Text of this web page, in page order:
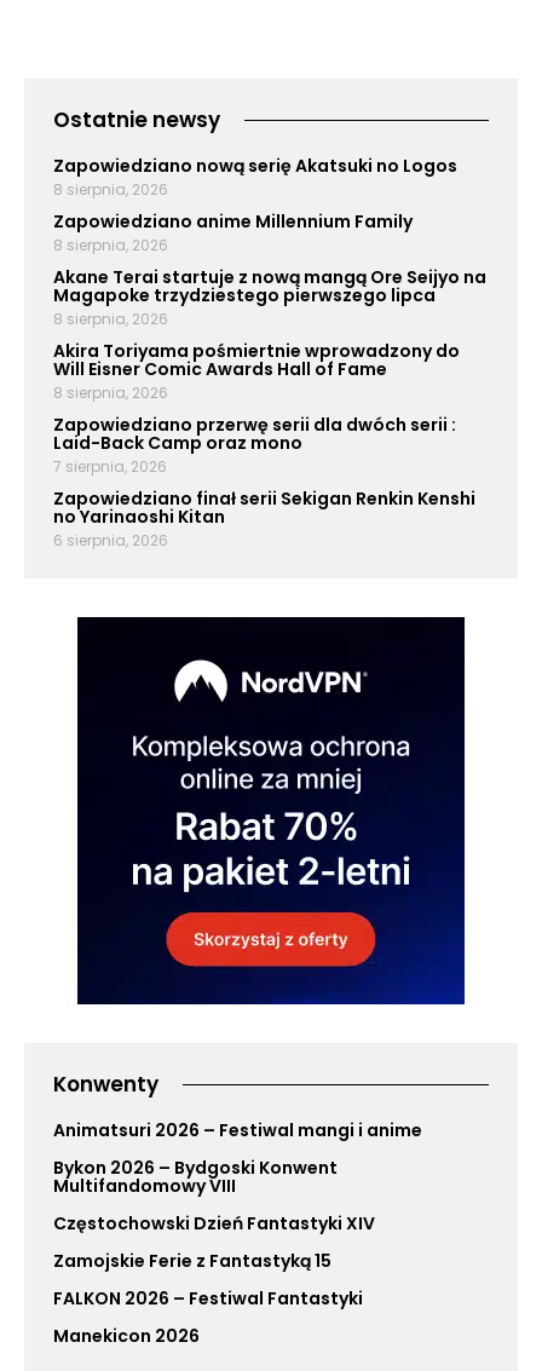
Ostatnie newsy
Zapowiedziano nową serię Akatsuki no Logos
8 sierpnia, 2026
Zapowiedziano anime Millennium Family
8 sierpnia, 2026
Akane Terai startuje z nową mangą Ore Seijyo na
Magapoke trzydziestego pierwszego lipca
8 sierpnia, 2026
Akira Toriyama pośmiertnie wprowadzony do
Will Eisner Comic Awards Hall of Fame
8 sierpnia, 2026
Zapowiedziano przerwę serii dla dwóch serii :
Laid-Back Camp oraz mono
7 sierpnia, 2026
Zapowiedziano finał serii Sekigan Renkin Kenshi
no Yarinaoshi Kitan
6 sierpnia, 2026
Konwenty
Animatsuri 2026 – Festiwal mangi i anime
Bykon 2026 – Bydgoski Konwent
Multifandomowy VIII
Częstochowski Dzień Fantastyki XIV
Zamojskie Ferie z Fantastyką 15
FALKON 2026 – Festiwal Fantastyki
Manekicon 2026